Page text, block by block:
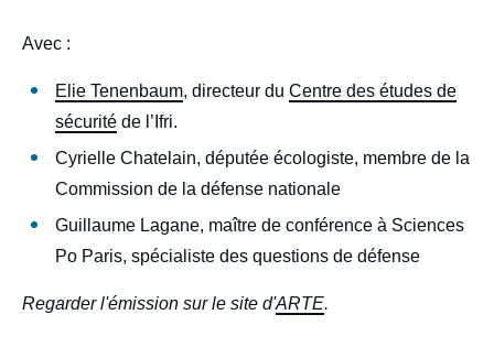
body
Avec :
Elie Tenenbaum, directeur du Centre des études de
sécurité de l’Ifri.
Cyrielle Chatelain, députée écologiste, membre de la
Commission de la défense nationale
Guillaume Lagane, maître de conférence à Sciences
Po Paris, spécialiste des questions de défense
Regarder l'émission sur le site d'ARTE.